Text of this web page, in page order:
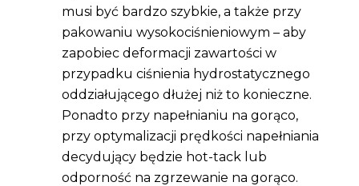
musi być bardzo szybkie, a także przy
pakowaniu wysokociśnieniowym – aby
zapobiec deformacji zawartości w
przypadku ciśnienia hydrostatycznego
oddziałującego dłużej niż to konieczne.
Ponadto przy napełnianiu na gorąco,
przy optymalizacji prędkości napełniania
decydujący będzie hot-tack lub
odporność na zgrzewanie na gorąco.